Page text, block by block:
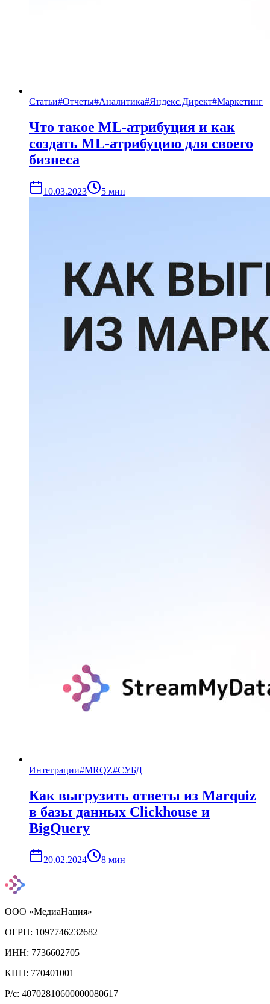
Статьи#Отчеты#Аналитика#Яндекс.Директ#Маркетинг
Что такое ML-атрибуция и как
создать ML-атрибуцию для своего
бизнеса
10.03.2023 5 мин
Интеграции#MRQZ#СУБД
Как выгрузить ответы из Marquiz
в базы данных Clickhouse и
BigQuery
20.02.2024 8 мин
ООО «МедиаНация»
ОГРН: 1097746232682
ИНН: 7736602705
КПП: 770401001
Р/с: 40702810600000080617